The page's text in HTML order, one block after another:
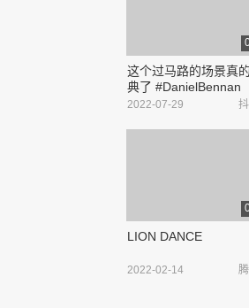
这个过马路的场景真
典了 #DanielBennan
#automata #艺术有
2022-07-29
LION DANCE
2022-02-14